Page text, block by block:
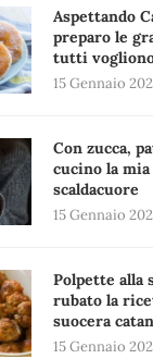
Aspettando
preparo le
tutti
15 Gennaio
Con zucca,
cucino la
scaldacuore
15 Gennaio
Polpette alla
rubato la
suocera
15 Gennaio